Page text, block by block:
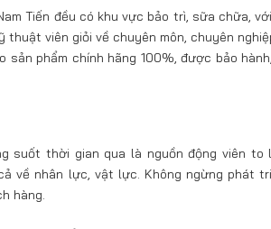
Tiến đều có khu vực bảo trì, sữa chữa,
viên giỏi về chuyên môn, chuyên
sản phẩm chính hãng 100%, được bảo
suốt thời gian qua là nguồn động viên
về nhân lực, vật lực. Không ngừng phát
hàng.